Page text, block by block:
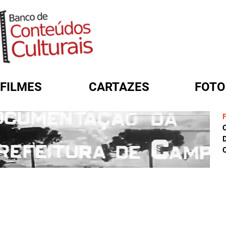
FILMES CARTAZES
FORMULÁRIO DE BUSCA